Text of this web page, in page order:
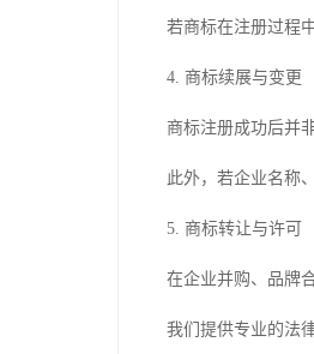
若商标在注册过程
4. 商标续展与变更
商标注册成功后并
此外，若企业名称
5. 商标转让与许可
在企业并购、品牌
我们提供专业的法